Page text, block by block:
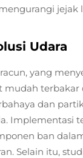
jejak
Udara
yang
mudah
dan
Implementasi
ban
Selain itu,